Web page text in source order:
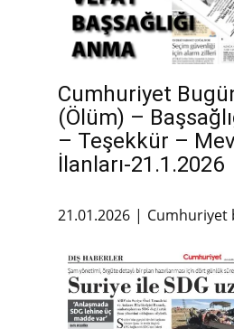
Cumhuriyet
(Ölüm) –
– Teşekkür –
İlanları-21.1.2026
21.01.2026 Cumhuriyet